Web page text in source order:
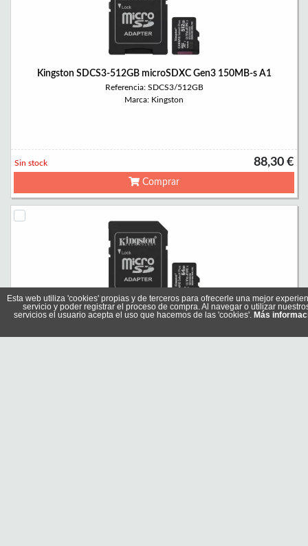
Kingston SDCS3-512GB microSDXC Gen3 150MB-s A1
Referencia: SDCS3/512GB
Marca: Kingston
88,30 €
Sin stock
Comprar
Kingston SDCS3-64GB microSDXC Gen3 100MB-s A1
Esta web utiliza 'cookies' propias y de terceros para ofrecerle una mejor
servicio y poder registrar el proceso de compra. Al navegar o utilizar
servicios el usuario acepta el uso que hacemos de las 'cookies'. Más